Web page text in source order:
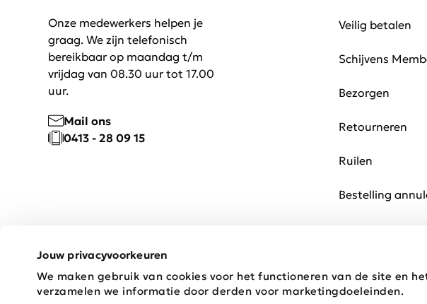
Jouw privacyvoorkeuren
We maken gebruik van cookies voor het functioneren van de site en
verzamelen we informatie door derden voor marketingdoeleinden.
Onze medewerkers helpen je
graag. We zijn telefonisch
bereikbaar op maandag t/m
vrijdag van 08.30 uur tot 17.00
uur.
Mail ons
0413 - 28 09 15
Veilig betalen
Schijvens
Bezorgen
Retourneren
Ruilen
Bestelling
Copyright © 2026 Schijvens Mode